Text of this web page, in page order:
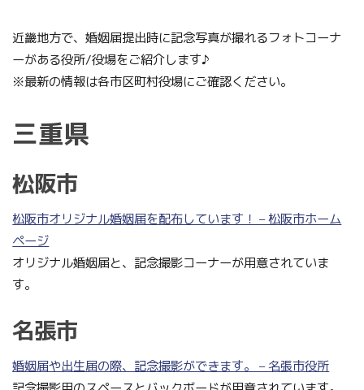
近畿地方で、婚姻届提出時に記念写真が撮れるフォトコーナ
ーがある役所/役場をご紹介します♪
※最新の情報は各市区町村役場にご確認ください。
三重県
松阪市
松阪市オリジナル婚姻届を配布しています！ – 松阪市ホーム
ページ
オリジナル婚姻届と、記念撮影コーナーが用意されていま
す。
名張市
婚姻届や出生届の際、記念撮影ができます。 – 名張市役所